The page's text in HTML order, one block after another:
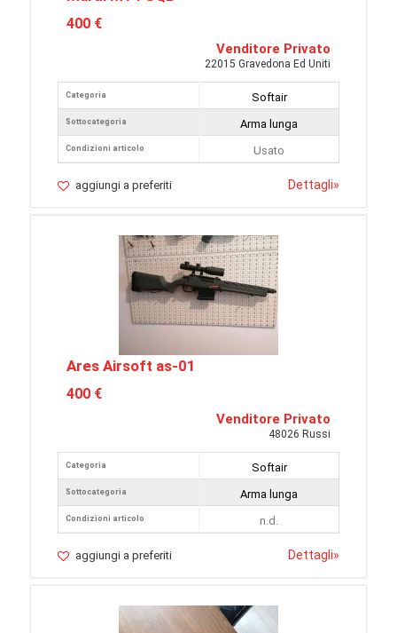
400 €
Venditore Privato
22015 Gravedona Ed Uniti
Categoria
Sottocategoria
Condizioni articolo
Softair
Arma lunga
Usato
aggiungi a preferiti Dettagli»
Ares Airsoft as-01
400 €
Venditore Privato
48026 Russi
Categoria
Sottocategoria
Condizioni articolo
Softair
Arma lunga
n.d.
aggiungi a preferiti Dettagli»